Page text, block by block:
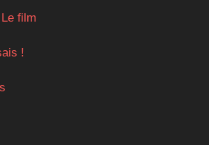
film
!